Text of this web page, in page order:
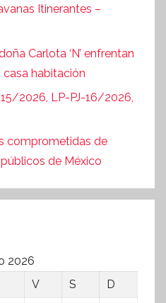
Itinerantes –
Carlota ‘N’ enfrentan
habitación
2026, LP-PJ-16/2026,
comprometidas de
de México
2026
V S
D